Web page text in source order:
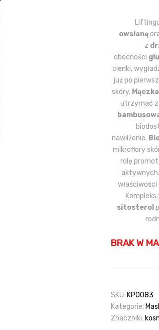
owsianą
z
obecności
cienki,
już po
skóry.
utrzymać
nawilżenie.
mikroflory
rolę
aktywnych.
sitosterol
BRAK W
SKU: KP0083
Kategorie:
Znaczniki: